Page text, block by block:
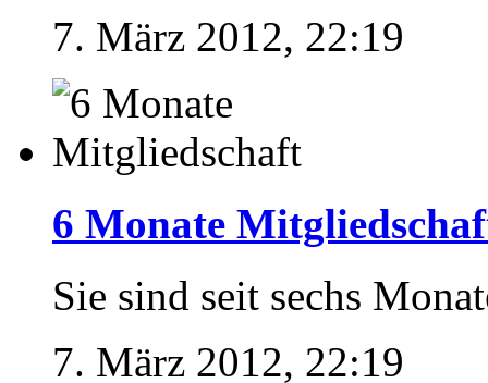
7. März 2012, 22:19
6 Monate
Sie sind seit sechs
7. März 2012, 22:19